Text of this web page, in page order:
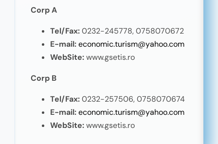
Corp A
Tel/Fax:0232-245778,0758070672
E-mail:economic.turism@yahoo.com
WebSite:www.gsetis.ro
Corp B
Tel/Fax:0232-257506, 0758070674
E-mail:economic.turism@yahoo.com
WebSite:www.gsetis.ro